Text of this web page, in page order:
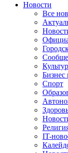
Новости
Все
Бизнес
Спорт
IT-